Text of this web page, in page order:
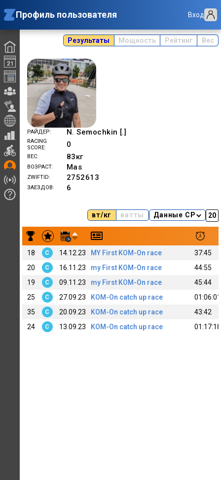
Профиль пользователя Вход
Результаты Мощность Рейтинг Вес
РАЙДЕР N. Semochkin [.]
RACING
SCORE
0
ВЕС 83кг
ВОЗРАСТ Mas
ZWIFTID 2752613
ЗАЕЗДОВ 6
вт/кг ватты Данные CP
Результаты заездов Nikolay Semochkin[.]
18 C 14.12.23 MY First KOM-On race
37:45
20
C 16.11.23 my First KOM-On race
44:55
19
C 09.11.23 my First KOM-On race
45:44
25
C 27.09.23 KOM-On catch up race
01:06:01
35
C 20.09.23 KOM-On catch up race
43:42
24
C 13.09.23 KOM-On catch up race 01:17:18